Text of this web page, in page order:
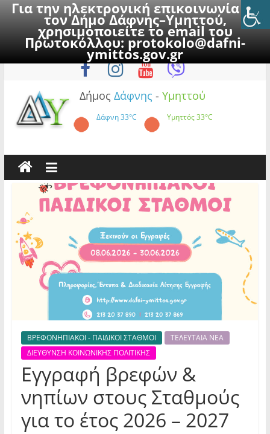
Για την ηλεκτρονική επικοινωνία με
τον Δήμο Δάφνης–Υμηττού,
χρησιμοποιείτε το email του
Πρωτοκόλλου:protokolo@dafni-
ymittos.gov.gr
to
Κυριακή, 9 Αυγούστου 2026
Δήμος Δάφνης - Υμηττού
Δάφνη33°C Υμηττός33°C
ΒΡΕΦΟΝΗΠΙΑΚΟΙ - ΠΑΙΔΙΚΟΙ ΣΤΑΘΜΟΙ
ΤΕΛΕΥΤΑΙΑ ΝΕΑ
ΔΙΕΥΘΥΝΣΗ ΚΟΙΝΩΝΙΚΗΣ ΠΟΛΙΤΙΚΗΣ
Εγγραφή βρεφών &
νηπίων στους Σταθμούς
για το έτος 2026 – 2027